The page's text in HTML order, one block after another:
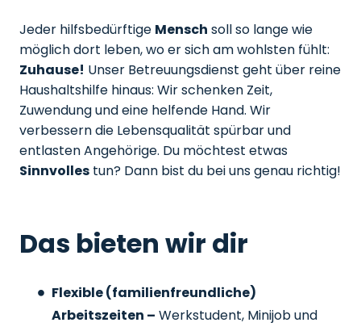
Jeder hilfsbedürftige Mensch soll so lange wie
möglich dort leben, wo er sich am wohlsten fühlt:
Zuhause! Unser Betreuungsdienst geht über reine
Haushaltshilfe hinaus: Wir schenken Zeit,
Zuwendung und eine helfende Hand. Wir
verbessern die Lebensqualität spürbar und
entlasten Angehörige. Du möchtest etwas
Sinnvolles tun? Dann bist du bei uns genau richtig!
Das bieten wir dir
Flexible (familienfreundliche)
Arbeitszeiten – Werkstudent, Minijob und